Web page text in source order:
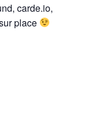
carde.io,
place